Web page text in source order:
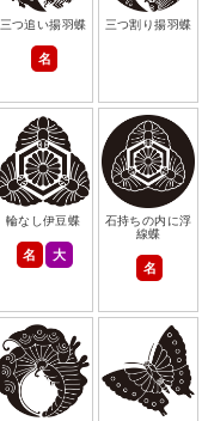
三つ追い揚羽蝶
名
三つ割り揚羽蝶
輪なし伊豆蝶
名 大
石持ちの内に浮
線蝶
名